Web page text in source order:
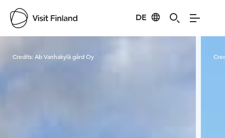
DE
Visit Finland
Credits:Ab Vanhakylä gård Oy